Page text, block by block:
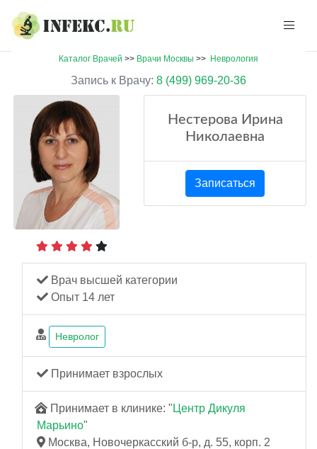
Каталог Врачей >> Врачи Москвы >> Неврология
Запись к Врачу: 8 (499) 969-20-36
Нестерова Ирина
Николаевна
Записаться
Врач высшей категории
Опыт 14 лет
Невролог
Принимает взрослых
Принимает в клинике: " Центр Дикуля
Марьино"
Москва, Новочеркасский б-р, д. 55, корп. 2